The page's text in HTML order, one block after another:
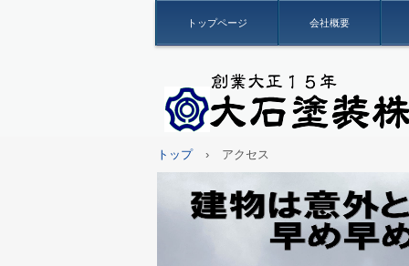
トップページ 会社概要
トップ › アクセス